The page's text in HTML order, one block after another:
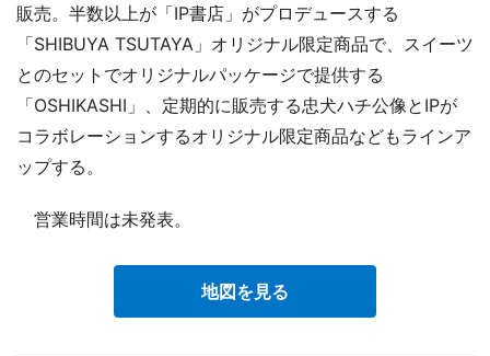
販売。半数以上が「IP書店」がプロデュースする
「SHIBUYA TSUTAYA」オリジナル限定商品で、スイーツ
とのセットでオリジナルパッケージで提供する
「OSHIKASHI」、定期的に販売する忠犬ハチ公像とIPが
コラボレーションするオリジナル限定商品などもラインア
ップする。
営業時間は未発表。
地図を見る